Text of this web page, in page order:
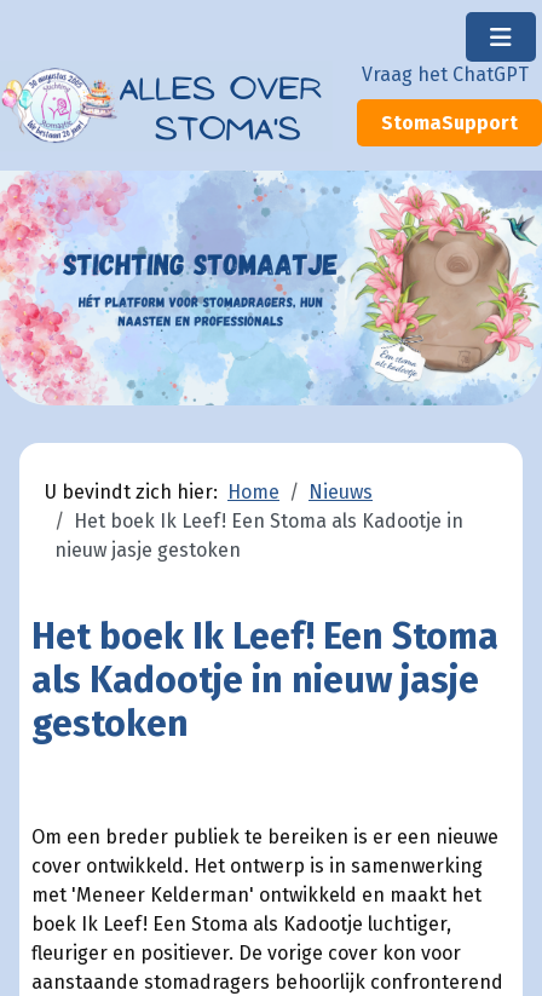
Vraag het ChatGPT
StomaSupport
U bevindt zich hier: Home
Nieuws
Het boek Ik Leef! Een Stoma als Kadootje in
nieuw jasje gestoken
Het boek Ik Leef! Een Stoma
als Kadootje in nieuw jasje
gestoken
Om een breder publiek te bereiken is er een nieuwe
cover ontwikkeld. Het ontwerp is in samenwerking
met 'Meneer Kelderman' ontwikkeld en maakt het
boek Ik Leef! Een Stoma als Kadootje luchtiger,
fleuriger en positiever. De vorige cover kon voor
aanstaande stomadragers behoorlijk confronterend
×